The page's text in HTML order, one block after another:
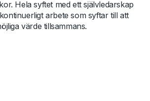
Hela syftet med ett självledarskap
arbete som syftar till att
värde tillsammans.